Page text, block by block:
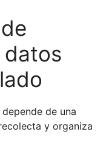
datos
de una
y organiza